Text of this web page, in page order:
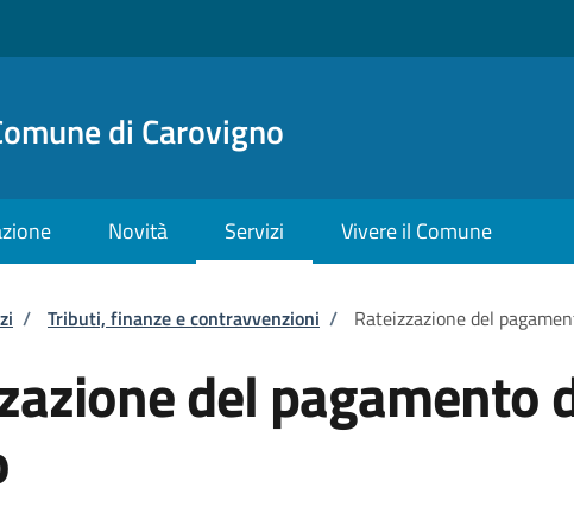
di Carovigno
Novità Servizi Vivere il Comune
di pane
/ Tributi, finanze e contravvenzioni / Rateizzazione del
del pagamento